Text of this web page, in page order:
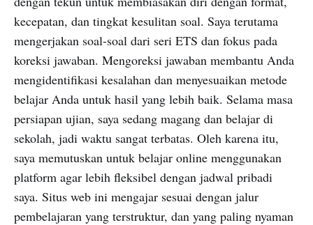
kecepatan, dan tingkat kesulitan soal. Saya terutama
mengerjakan soal-soal dari seri ETS dan fokus pada
koreksi jawaban. Mengoreksi jawaban membantu Anda
mengidentifikasi kesalahan dan menyesuaikan metode
belajar Anda untuk hasil yang lebih baik. Selama masa
persiapan ujian, saya sedang magang dan belajar di
sekolah, jadi waktu sangat terbatas. Oleh karena itu,
saya memutuskan untuk belajar online menggunakan
platform agar lebih fleksibel dengan jadwal pribadi
saya. Situs web ini mengajar sesuai dengan jalur
pembelajaran yang terstruktur, dan yang paling nyaman